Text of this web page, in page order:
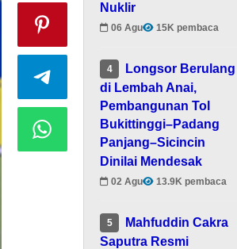
Nuklir
06 Agu 15K pembaca
4
Longsor Berulang
di Lembah Anai,
Pembangunan Tol
Bukittinggi–Padang
Panjang–Sicincin
Dinilai Mendesak
02 Agu 13.9K pembaca
5
Mahfuddin Cakra
Saputra Resmi